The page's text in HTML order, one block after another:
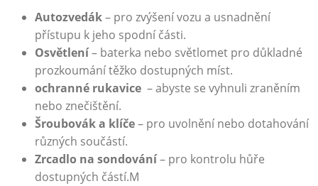
Autozvedák– pro zvýšení vozu ⁢a usnadnění
přístupu k jeho⁢ spodní části.
Osvětlení– baterka nebo světlomet pro důkladné
prozkoumání těžko dostupných míst.
ochranné rukavice⁣ – abyste se vyhnuli zraněním
nebo znečištění.
Šroubovák a klíče– pro uvolnění nebo dotahování
různých součástí.
Zrcadlo na sondování⁣– ⁣pro kontrolu hůře
dostupných částí.M